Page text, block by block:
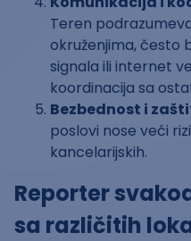
Teren
okruženjima, često
signala ili internet
koordinacija sa
Bezbednost i
poslovi nose veći
kancelarijskih.
Reporter
sa različitih